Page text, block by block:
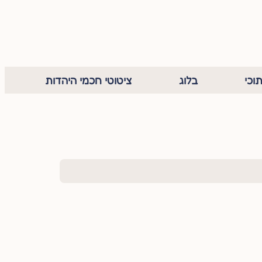
בלוג ציטוטי חכמי היהדות